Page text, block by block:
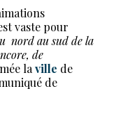
vaste pour
nord au sud de la
de
la ville de
de